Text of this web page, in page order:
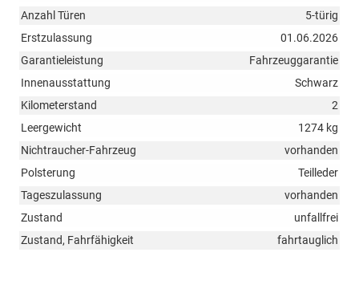
Anzahl Türen
5-türig
Erstzulassung
01.06.2026
Garantieleistung
Fahrzeuggarantie
Innenausstattung
Schwarz
Kilometerstand
2
Leergewicht
1274 kg
Nichtraucher-Fahrzeug
vorhanden
Polsterung
Teilleder
Tageszulassung
vorhanden
Zustand
unfallfrei
Zustand, Fahrfähigkeit
fahrtauglich